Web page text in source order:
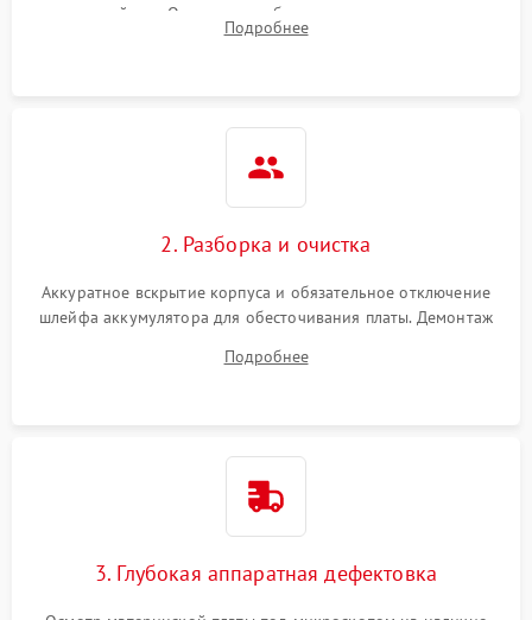
Выход из строя SSD или
HDD: медленная загрузка,
2000 ₽
Проблемы Wi‑Fi или
2500 ₽
устройства. Оценка потребления тока с помощью
лабораторного блока питания для локализации проблемы.
Подробнее
2. Разборка и очистка
Аккуратное вскрытие корпуса и обязательное отключение
шлейфа аккумулятора для обесточивания платы. Демонтаж
высохшей термопасты с кристаллов чипов.
Подробнее
3. Глубокая аппаратная дефектовка